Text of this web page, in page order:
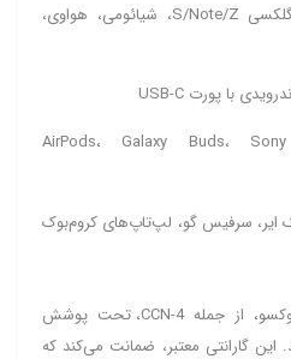
Lightning)، سامسونگ گلکسی S/Note/Z، شیائومی، هواوی،
: AirPods، Galaxy Buds، Sony
سرفیس گو، لپ‌تاپ‌های کروم‌بوک
این گارانتی معتبر، ضمانت می‌کند که